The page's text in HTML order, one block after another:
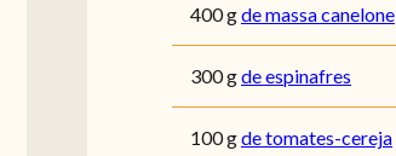
400gde massa canelone
300gde espinafres
100gde tomates-cereja